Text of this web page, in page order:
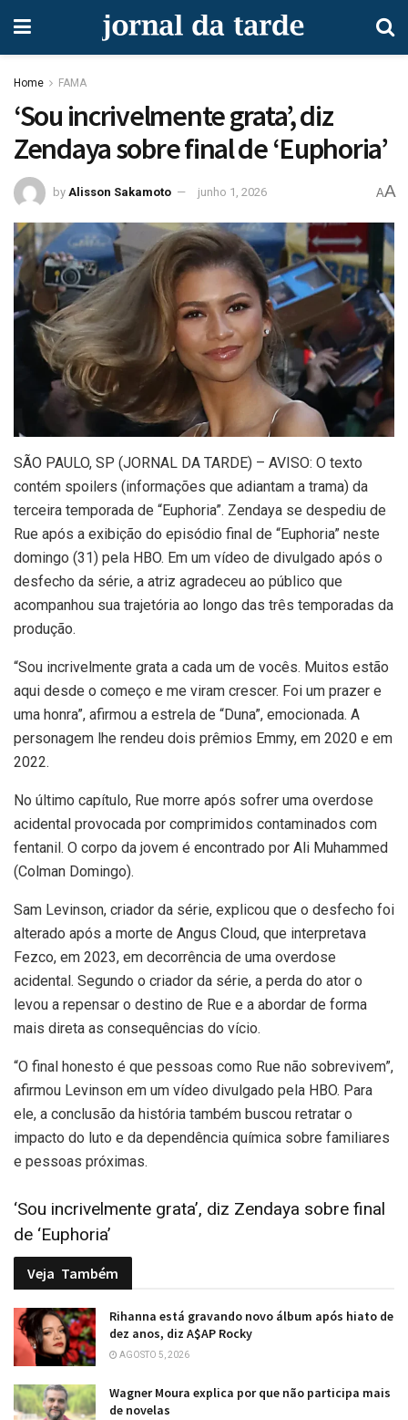
Home FAMA
‘Sou incrivelmente grata’, diz
Zendaya sobre final de ‘Euphoria’
by Alisson Sakamoto junho 1, 2026 AA
SÃO PAULO, SP (JORNAL DA TARDE) – AVISO: O texto
contém spoilers (informações que adiantam a trama) da
terceira temporada de “Euphoria”. Zendaya se despediu de
Rue após a exibição do episódio final de “Euphoria” neste
domingo (31) pela HBO. Em um vídeo de divulgado após o
desfecho da série, a atriz agradeceu ao público que
acompanhou sua trajetória ao longo das três temporadas da
produção.
“Sou incrivelmente grata a cada um de vocês. Muitos estão
aqui desde o começo e me viram crescer. Foi um prazer e
uma honra”, afirmou a estrela de “Duna”, emocionada. A
personagem lhe rendeu dois prêmios Emmy, em 2020 e em
2022.
No último capítulo, Rue morre após sofrer uma overdose
acidental provocada por comprimidos contaminados com
fentanil. O corpo da jovem é encontrado por Ali Muhammed
(Colman Domingo).
Sam Levinson, criador da série, explicou que o desfecho foi
alterado após a morte de Angus Cloud, que interpretava
Fezco, em 2023, em decorrência de uma overdose
acidental. Segundo o criador da série, a perda do ator o
levou a repensar o destino de Rue e a abordar de forma
mais direta as consequências do vício.
“O final honesto é que pessoas como Rue não sobrevivem”,
afirmou Levinson em um vídeo divulgado pela HBO. Para
ele, a conclusão da história também buscou retratar o
impacto do luto e da dependência química sobre familiares
e pessoas próximas.
‘Sou incrivelmente grata’, diz Zendaya sobre final
de ‘Euphoria’
Veja Também
Rihanna está gravando novo álbum após hiato de
dez anos, diz A$AP Rocky
AGOSTO 5, 2026
Wagner Moura explica por que não participa mais
de novelas